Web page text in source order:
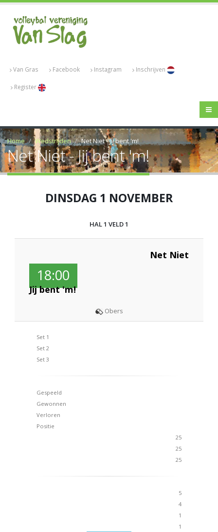
Van Gras Facebook Instagram Inschrijven
Register
Home Wedstrijden Net Niet - Jij bent 'm!
Net Niet - Jij bent 'm!
DINSDAG 1 NOVEMBER
HAL 1 VELD 1
Net Niet
18:00
Jij bent 'm!
Obers
Set 1
Set 2
Set 3
Gespeeld
Gewonnen
Verloren
Positie
25
25
25
5
4
1
1